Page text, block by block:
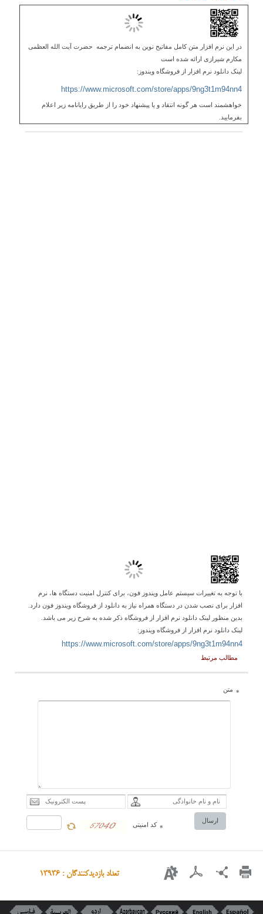
در این نرم افزار متن کامل مفاتیح نوین به انضمام ترجمه حضرت آیت الله العظمی
مکارم شیرازی ارائه شده است
لینک دانلود نرم افزار از فروشگاه ویندوز:
https://www.microsoft.com/store/apps/9ng3t1m94nn4
خواهشمند است هر گونه انتقاد و یا پیشنهاد خود را از طریق رایانامه زیر اعلام
بفرمایید.
با توجه به تغییرات سیستم عامل ویندوز فون، برای کنترل امنیت دستگاه ها، نرم
افزار برای نصب شدن در دستگاه همراه نیاز به دانلود از فروشگاه ویندوز فون دارد.
بدین منظور لینک دانلود نرم افزار از فروشگاه ذکر شده به شرح زیر می باشد.
لینک دانلود نرم افزار از فروشگاه ویندوز:
https://www.microsoft.com/store/apps/9ng3t1m94nn4
مطالب مرتبط
* متن
ارسال
* کد امنیتی
تعداد بازدیدکنندگان : 13936